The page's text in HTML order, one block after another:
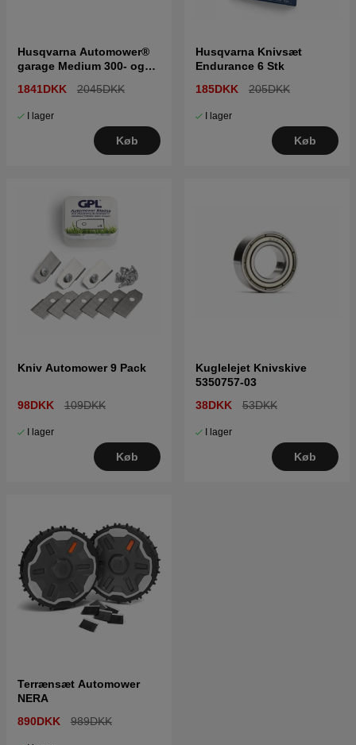
Husqvarna Automower®
garage Medium 300- og
1841DKK 2045DKK
I lager
Køb
Husqvarna Knivsæt
Endurance 6 Stk
185DKK
205DKK
I lager
Køb
Kniv Automower 9 Pack
98DKK 109DKK
I lager
Køb
Kuglelejet Knivskive
5350757-03
38DKK
53DKK
I lager
Køb
Terrænsæt Automower
NERA
890DKK
989DKK